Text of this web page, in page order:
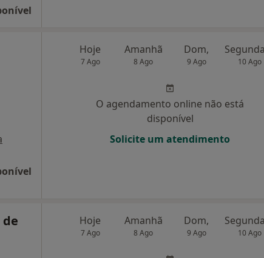
Hoje
7 Ago
Amanhã
8 Ago
Dom,
9 Ago 10 Ago
O agendamento online não está
disponível
Solicite um atendimento
Hoje
7 Ago
Amanhã
8 Ago
Dom,
9 Ago 10 Ago